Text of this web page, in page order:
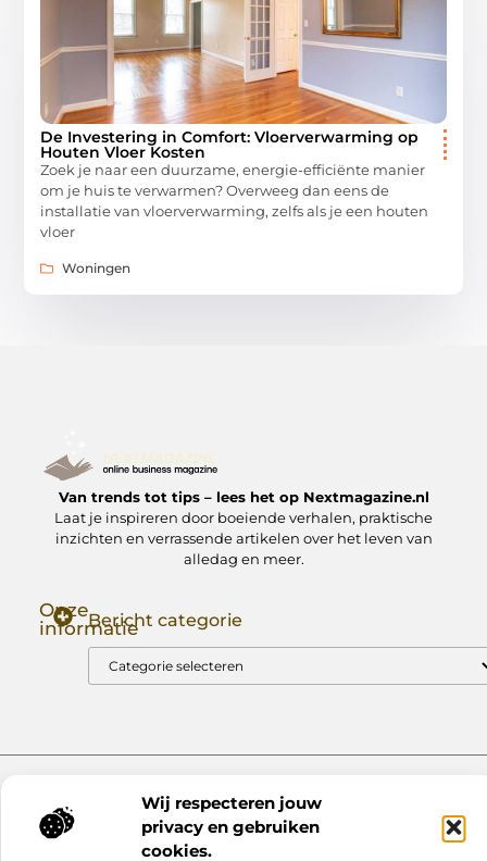
Wij respecteren jouw
privacy en gebruiken
cookies.
De Investering in Comfort: Vloerverwarming op
Houten Vloer Kosten
Zoek je naar een duurzame, energie-efficiënte manier
om je huis te verwarmen? Overweeg dan eens de
installatie van vloerverwarming, zelfs als je een houten
vloer
Woningen
Van trends tot tips – lees het op Nextmagazine.nl
Laat je inspireren door boeiende verhalen, praktische
inzichten en verrassende artikelen over het leven van
alledag en meer.
Onze
informatieBericht categorie
@2025 www.nextmagazine.nl. All Right Reserved.